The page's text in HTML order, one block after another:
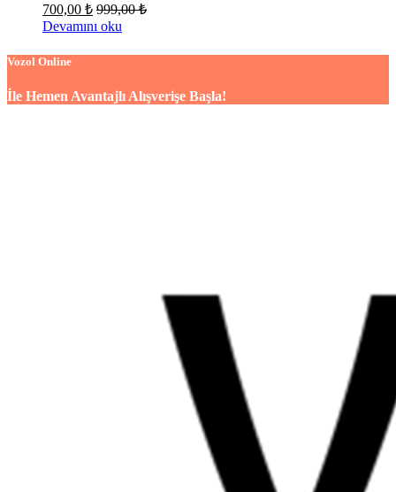
700,00 ₺ 999,00₺
Devamını oku
Vozol Online
İle Hemen Avantajlı Alışverişe Başla!